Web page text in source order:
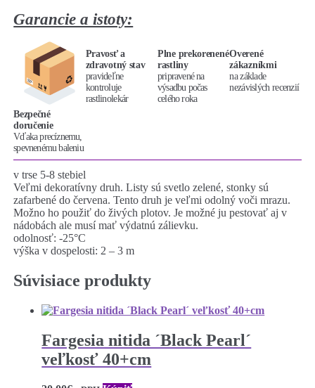
Garancie a istoty:
Bezpečné
doručenie
Vďaka precíznemu,
spevnenému baleniu
Pravosť a
zdravotný stav
pravideľne
kontroluje
rastlinolekár
Plne prekorenené
rastliny
pripravené na
výsadbu počas
celého roka
Overené
zákazníkmi
na základe
nezávislých recenzií
v trse 5-8 stebiel
Veľmi dekoratívny druh. Listy sú svetlo zelené, stonky sú
zafarbené do červena. Tento druh je veľmi odolný voči mrazu.
Možno ho použiť do živých plotov. Je možné ju pestovať aj v
nádobách ale musí mať výdatnú zálievku.
odolnosť: -25°C
výška v dospelosti: 2 – 3 m
Súvisiace produkty
Fargesia nitida ´Black Pearl´
veľkosť 40+cm